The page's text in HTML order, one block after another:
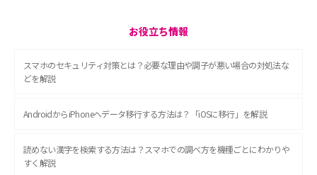
お役立ち情報
スマホのセキュリティ対策とは？必要な理由や調子が悪い場合の対処法な
どを解説
AndroidからiPhoneへデータ移行する方法は？「iOSに移行」を解説
読めない漢字を検索する方法は？スマホでの調べ方を機種ごとにわかりや
すく解説